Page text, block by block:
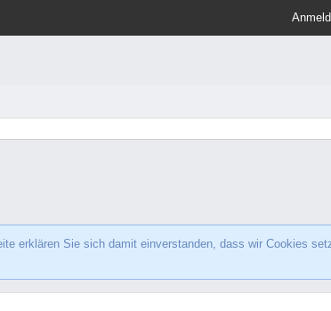
erklären Sie sich damit einverstanden, dass wir Cookies